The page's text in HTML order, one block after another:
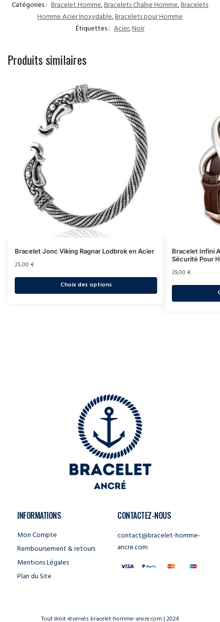
Catégories : Bracelet Homme,Bracelets Chaîne Homme,Bracelets
Homme Acier Inoxydable,Bracelets pour Homme
Étiquettes : Acier,Noir
Produits similaires
Bracelet Jonc Viking Ragnar Lodbrok en Acier
25,00 €
Choix des options
Bracelet Infini
Sécurité Pour
29,00 €
INFORMATIONS
Mon Compte
Remboursement & retours
Mentions Légales
Plan du Site
CONTACTEZ-NOUS
contact@bracelet-homme-
ancre.com
Tout droit réservés bracelet-homme-ancre.com | 2024